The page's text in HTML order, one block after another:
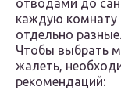
отводами до
каждую комнату
отдельно разные.
Чтобы выбрать
жалеть,
рекомендаций: